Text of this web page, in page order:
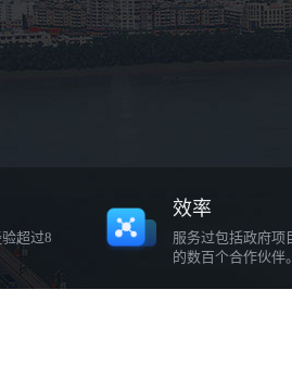
超过8
效率
服务过包括政府项
的数百个合作伙伴。